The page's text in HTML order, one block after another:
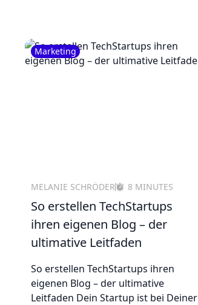
Marketing
MELANIE SCHRÖDER 8 MINUTES
So erstellen TechStartups
ihren eigenen Blog – der
ultimative Leitfaden
So erstellen TechStartups ihren
eigenen Blog – der ultimative
Leitfaden Dein Startup ist bei Deiner